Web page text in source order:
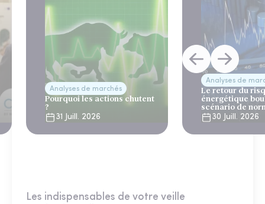
Analyses de marchés
Pourquoi les actions chutent
?
31 Juill. 2026
Analyses de
Le retour du
énergétique
scénario de
30 Juill. 2026
Les indispensables de votre veille